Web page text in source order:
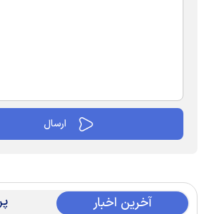
آخرین اخبار